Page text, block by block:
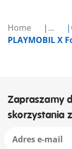
Home ...
PLAYMOBIL X
Zapraszamy
skorzystania